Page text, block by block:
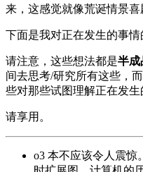
来，这感觉就像荒诞情景喜
下面是我对正在发生的事情
请注意，这些想法都是半成
间去思考/研究所有这些，
些对那些试图理解正在发生
请享用。
o3 本不应该令人震惊